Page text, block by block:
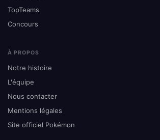
TopTeams
Concours
À PROPOS
Notre histoire
L'équipe
Nous contacter
Mentions légales
Site officiel Pokémon